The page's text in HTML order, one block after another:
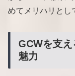
めてメリハリとし
GCWを支
魅力